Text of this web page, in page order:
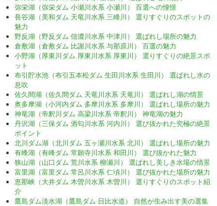
弥栄湖（弥栄ダム 小瀬川水系 小瀬川） 百選への憧憬
長谷湖（美和ダム 天竜川水系 三峰川） 選りすぐりのスポットの
魅力
野反湖（野反ダム 信濃川水系 中津川） 選ばれし場所の魅力
倉敷湖（倉敷ダム 比謝川水系 与那原川） 百選の魅力
小野湖（厚東川ダム 厚東川水系 厚東川） 選りすぐりの絶景スポ
ット
布引貯水池（布引五本松ダム 生田川水系 生田川） 選ばれし水の
息吹
佐久間湖（佐久間ダム 天竜川水系 天竜川） 選ばれし湖の情景
奥多摩湖（小河内ダム 多摩川水系 多摩川） 選ばれし場所の魅力
神竜湖（帝釈川ダム 高梁川水系 帝釈川） 神竜湖の魅力
丹沢湖（三保ダム 酒匂川水系 河内川） 選び抜かれた究極の絶景
ポイント
北川ダム湖（北川ダム 五ヶ瀬川水系 北川） 選ばれし場所の魅力
有峰湖（有峰ダム 常願寺川水系 和田川） 選び抜かれた魅力
狭山湖（山口ダム 荒川水系 柳瀬川） 選ばれし美しき水場の情景
富里湖（富里ダム 常呂川水系 仁頃川） 選び抜かれた場所の魅力
恵那峡（大井ダム 木曽川水系 木曽川） 選りすぐりのスポット紹
介
鷹島ダム淡水湖（鷹島ダム 日比水道） 自然が生み出す美の選集